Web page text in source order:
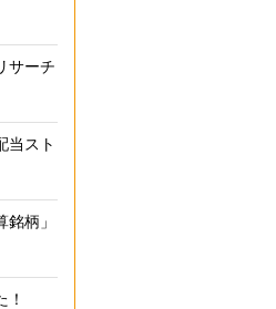
サーチ
当スト
柄」
！